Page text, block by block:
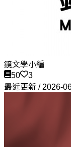
鏡文學小編
50
3
最近更新 / 2026-